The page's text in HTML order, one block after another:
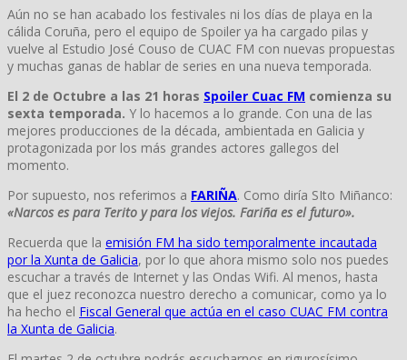
Aún no se han acabado los festivales ni los días de playa en la
cálida Coruña, pero el equipo de Spoiler ya ha cargado pilas y
vuelve al Estudio José Couso de CUAC FM con nuevas propuestas
y muchas ganas de hablar de series en una nueva temporada.
El 2 de Octubre a las 21 horas Spoiler Cuac FM comienza su
sexta temporada. Y lo hacemos a lo grande. Con una de las
mejores producciones de la década, ambientada en Galicia y
protagonizada por los más grandes actores gallegos del
momento.
Por supuesto, nos referimos a FARIÑA. Como diría SIto Miñanco:
«Narcos es para Terito y para los viejos. Fariña es el futuro».
Recuerda que la emisión FM ha sido temporalmente incautada
por la Xunta de Galicia, por lo que ahora mismo solo nos puedes
escuchar a través de Internet y las Ondas Wifi. Al menos, hasta
que el juez reconozca nuestro derecho a comunicar, como ya lo
ha hecho el Fiscal General que actúa en el caso CUAC FM contra
la Xunta de Galicia.